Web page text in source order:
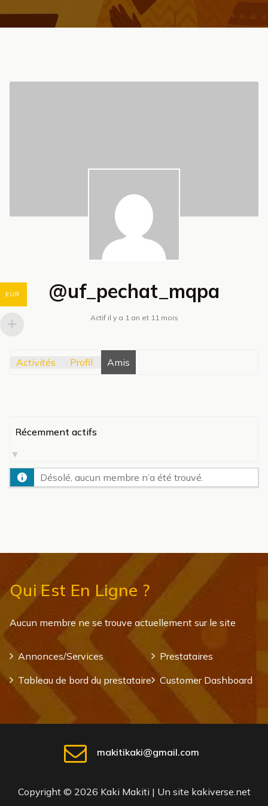
@uf_pechat_mqpa
Actif il y a 1 an et 11 mois
Activités Profil Amis
par
activité:
Désolé, aucun membre n’a été trouvé.
Qui Est En Ligne ?
Aucun membre ne se trouve actuellement sur le site
Annonces/Services
Prestataires
Tableau de bord du prestataire
Customer Dashboard
makitikaki@gmail.com
Copyright © 2026 Kaki Makiti | Un site kakiverse.net
EUR